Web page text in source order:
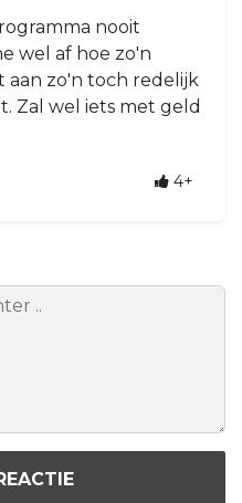
nooit
wel af hoe zo'n
aan zo'n toch redelijk
Zal wel iets met geld
4+